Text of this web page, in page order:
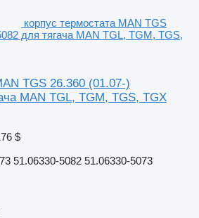
корпус термостата MAN TGS
для тягача MAN TGL, TGM, TGS,
TGS 26.360 (01.07-)
MAN TGL, TGM, TGS, TGX
$
51.06330-5082 51.06330-5073